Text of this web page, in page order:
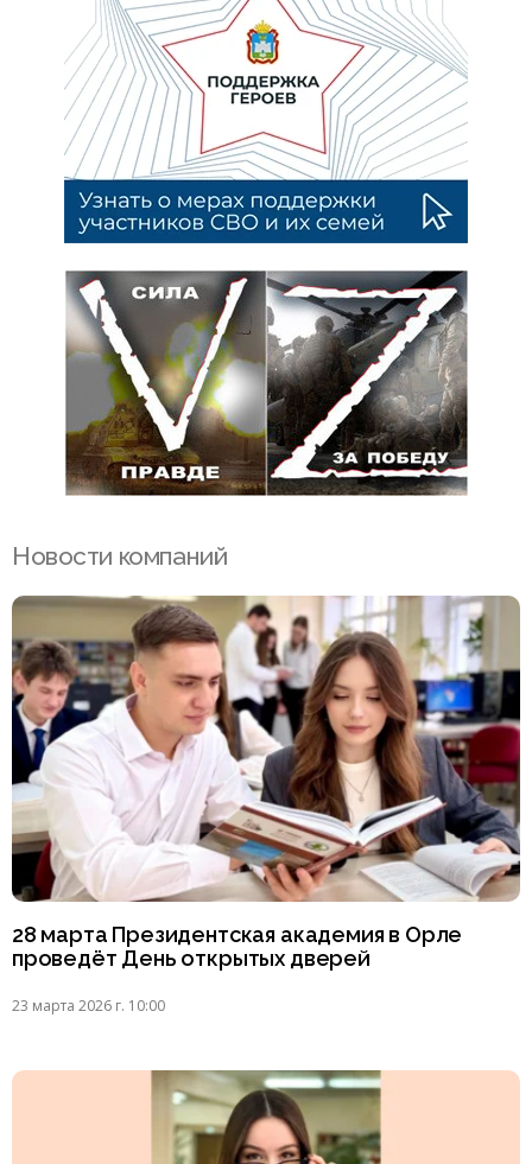
Новости компаний
28 марта Президентская академия в Орле
проведёт День открытых дверей
23 марта 2026 г. 10:00